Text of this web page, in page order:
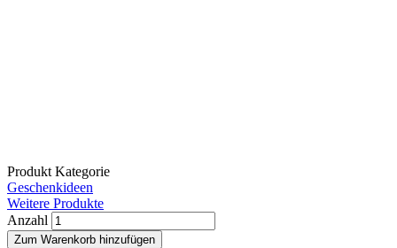
Produkt Kategorie
Geschenkideen
Weitere Produkte
Anzahl